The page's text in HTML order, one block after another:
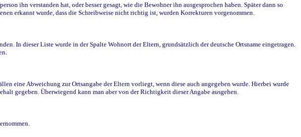
ihn verstanden hat, oder besser gesagt, wie die Bewohner ihn ausgesprochen haben. Später dann so
erkannt wurde, dass die Schreibweise nicht richtig ist, wurden Korrekturen vorgenommen.
In dieser Liste wurde in der Spalte Wohnort der Eltern, grundsätzlich der deutsche Ortsname eingetragen.
eine Abweichung zur Ortsangabe der Eltern vorliegt, wenn diese auch angegeben wurde. Hierbei wurde
gegeben. Überwiegend kann man aber von der Richtigkeit dieser Angabe ausgehen.